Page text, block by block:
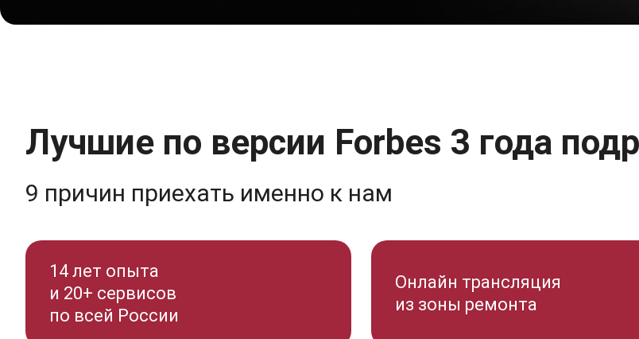
Лучшие по версии Forbes 3 года
9 причин приехать именно к нам
14 лет опыта
и 20+ сервисов
по всей России
Онлайн трансляция
из зоны ремонта